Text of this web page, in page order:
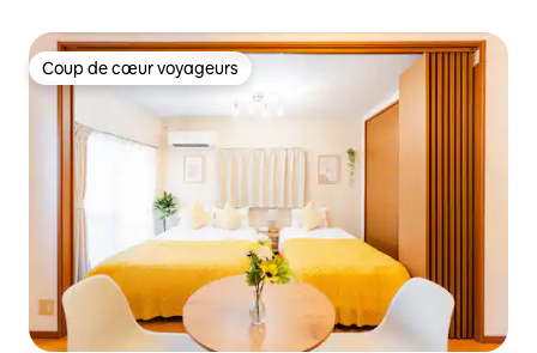
/ bouilloire / casserole / verres à vin) la
vaisselle pour enfants ・ Lave-linge +
sèche-linge séparé (également pour les
séjours de longue durée ◎)
Coup de cœur voyageurs
Coup de cœur voyageurs